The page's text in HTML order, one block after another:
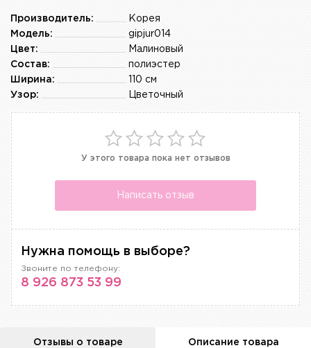
Корея
Производитель:
gipjur014
Модель:
Малиновый
Цвет:
полиэстер
Состав:
110 см
Ширина:
Цветочный
Узор:
У этого товара пока нет отзывов
Написать отзыв
Нужна помощь в выборе?
Звоните по телефону:
8 926 873 53 99
Отзывы о товаре Описание товара